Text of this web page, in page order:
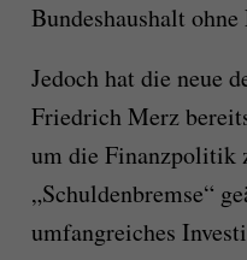
Bundeshaushalt
Jedoch hat die neue
Friedrich Merz
um die Finanzpolitik
„Schuldenbremse“
umfangreiches